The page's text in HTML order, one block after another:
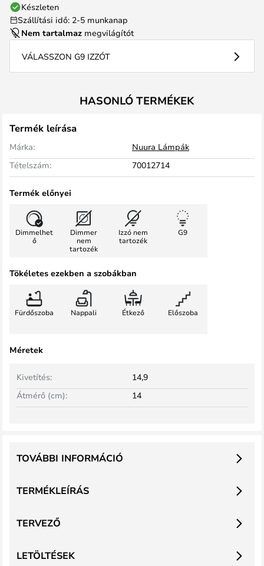
Készleten
Szállítási idő: 2-5 munkanap
Nem tartalmaz megvilágítót
VÁLASSZON G9 IZZÓT
HASONLÓ TERMÉKEK
Termék leírása
Márka:
Nuura Lámpák
Tételszám:
70012714
Termék előnyei
Dimmelhet
ő
Dimmer
nem
tartozék
Izzó nem
tartozék
G9
Tökéletes ezekben a szobákban
Fürdőszoba Nappali Étkező Előszoba
Méretek
Kivetítés:
14,9
Átmérő (cm):
14
TERMÉKLEÍRÁS
TOVÁBBI INFORMÁCIÓ
TERVEZŐ
LETÖLTÉSEK